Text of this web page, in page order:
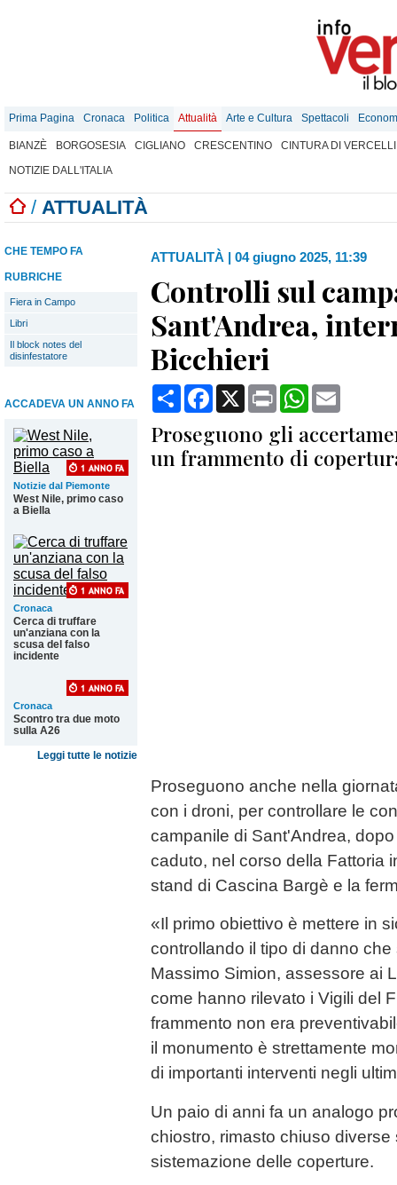
Prima Pagina Cronaca Politica Attualità Arte e Cultura Spettacoli
BIANZÈ BORGOSESIA CIGLIANO CRESCENTINO
CINTURA DI VERCELLI
NOTIZIE DALL'ITALIA
/ ATTUALITÀ
CHE TEMPO FA
RUBRICHE
Fiera in Campo
Libri
Il block notes del
disinfestatore
ACCADEVA UN ANNO FA
Notizie dal Piemonte
West Nile, primo caso
a Biella
Cronaca
Cerca di truffare
un'anziana con la
scusa del falso
incidente
Cronaca
Scontro tra due moto
sulla A26
Leggi tutte le notizie
ATTUALITÀ | 04 giugno 2025, 11:39
Controlli sul
Sant'Andrea,
Bicchieri
CondividiFacebook
X Print WhatsApp
Proseguono gli
un frammento di
Proseguono anche nella
con i droni, per controllare le
campanile di Sant'Andrea,
caduto, nel corso della Fattoria
stand di Cascina Bargè e la
«Il primo obiettivo è mettere in
controllando il tipo di danno
Massimo Simion, assessore ai
come hanno rilevato i Vigili del
frammento non era
il monumento è strettamente
di importanti interventi negli
Un paio di anni fa un analogo
chiostro, rimasto chiuso
sistemazione delle coperture.